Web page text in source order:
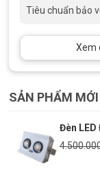
Tiêu chuẩn bảo
Xem
SẢN PHẨM
Đèn LED